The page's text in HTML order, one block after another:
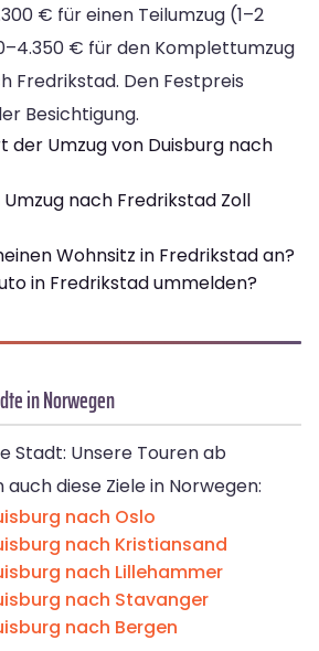
€ für einen Teilumzug (1–2
€ für den Komplettumzug
Fredrikstad. Den Festpreis
Besichtigung.
der Umzug von Duisburg nach
nach Fredrikstad Zoll
Wohnsitz in Fredrikstad an?
in Fredrikstad ummelden?
in Norwegen
Stadt: Unsere Touren ab
diese Ziele in Norwegen:
nach Oslo
nach Kristiansand
nach Lillehammer
nach Stavanger
nach Bergen